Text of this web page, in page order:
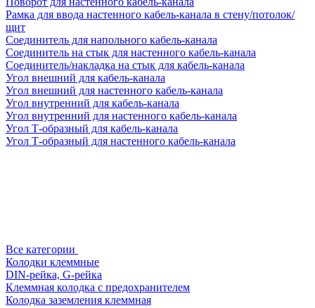
Рамка для ввода настенного кабель-канала в стену/потолок/
щит
Соединитель для напольного кабель-канала
Соединитель на стык для настенного кабель-канала
Соединитель/накладка на стык для кабель-канала
Угол внешний для кабель-канала
Угол внешний для настенного кабель-канала
Угол внутренний для кабель-канала
Угол внутренний для настенного кабель-канала
Угол Т-образный для кабель-канала
Угол Т-образный для настенного кабель-канала
Все категории
Колодки клеммные
DIN-рейка, G-рейка
Клеммная колодка с предохранителем
Колодка заземления клеммная